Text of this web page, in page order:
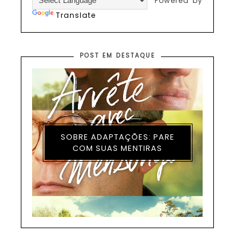
Translate
POST EM DESTAQUE
SOBRE ADAPTAÇÕES: PARE
COM SUAS MENTIRAS